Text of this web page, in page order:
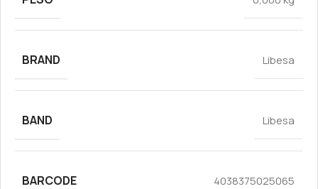
BRAND Libesa
BAND Libesa
BARCODE 4038375025065